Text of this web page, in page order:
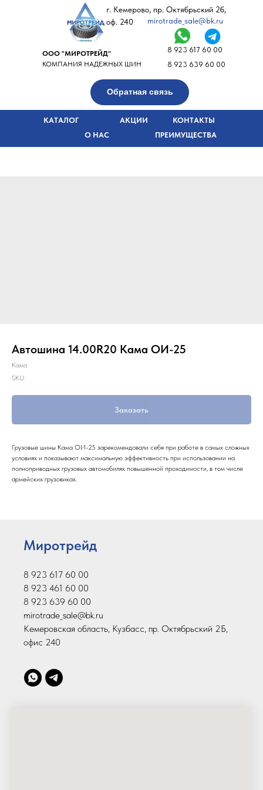
г. Кемерово, пр. Октябрьский 2б,
оф. 240
8 923 617 60 00
8 923 639 60 00
mirotrade_sale@bk.ru
Обратная связь
КАТАЛОГ
АКЦИИ
О НАС
КОНТАКТЫ
ПРЕИМУЩЕСТВА
ООО "МИРОТРЕЙД"
КОМПАНИЯ НАДЕЖНЫХ ШИН
Автошина 14.00R20 Кама ОИ-25
Кама
SKU:
Заказать
Грузовые шины Кама ОИ-25 зарекомендовали себя при работе в самых сложных
условиях и показывают максимальную эффективность при использовании на
полноприводных грузовых автомобилях повышенной проходимости, в том числе
армейских грузовиках.
Миротрейд
8 923 617 60 00
8 923 461 60 00
8 923 639 60 00
mirotrade_sale@bk.ru
Кемеровская область, Кузбасс, пр. Октябрьский 2Б,
офис 240